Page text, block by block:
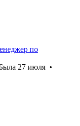
по
27 июля •